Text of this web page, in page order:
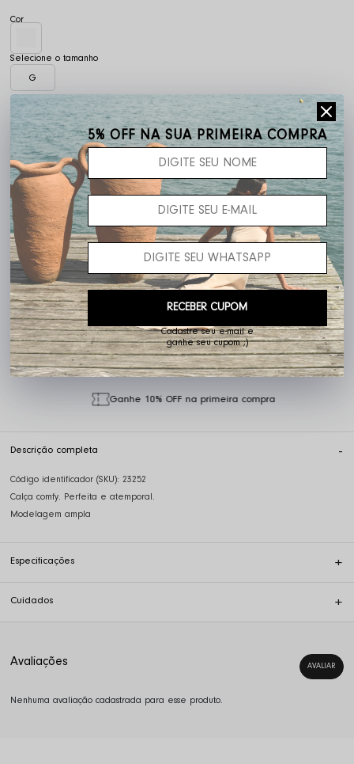
G
Frete grátis acima de R$ 400,00
Não sei o meu CEP
Ganhe 10% OFF na primeira compra
Descrição completa
Código identificador (SKU): 23252
Calça comfy. Perfeita e atemporal.
Modelagem ampla
Especificações
Cuidados
Nenhuma avaliação cadastrada para esse produto.
5% OFF NA SUA PRIMEIRA COMPRA
Cadastre seu e-mail e
ganhe seu cupom ;)
RECEBER CUPOM